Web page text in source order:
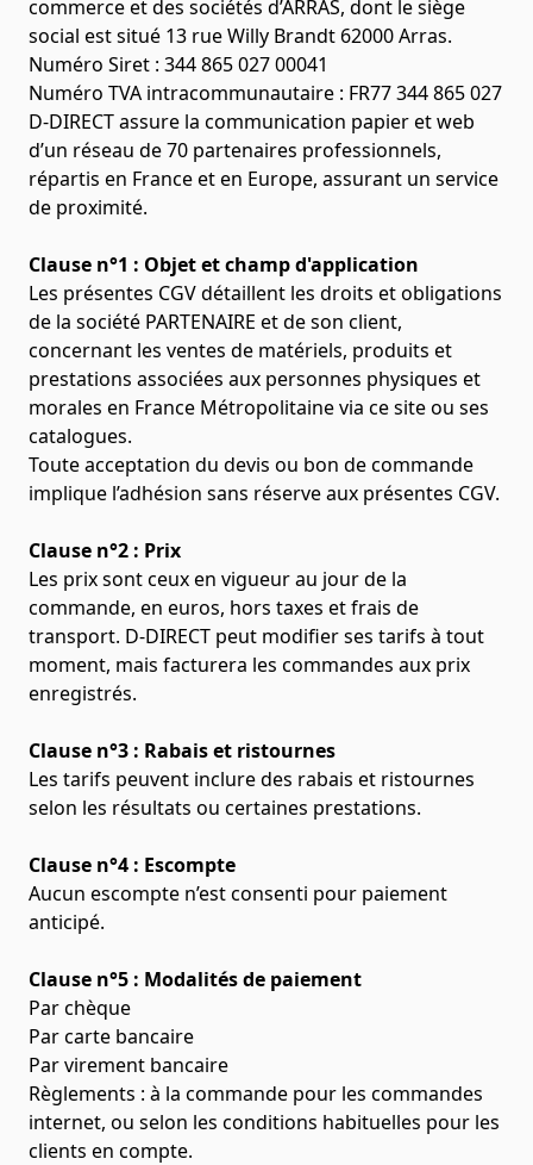
commerce et des sociétés d’ARRAS, dont le siège
social est situé 13 rue Willy Brandt 62000 Arras.
Numéro Siret : 344 865 027 00041
Numéro TVA intracommunautaire : FR77 344 865 027
D-DIRECT assure la communication papier et web
d’un réseau de 70 partenaires professionnels,
répartis en France et en Europe, assurant un service
de proximité.
Clause n°1 : Objet et champ d'application
Les présentes CGV détaillent les droits et obligations
de la société PARTENAIRE et de son client,
concernant les ventes de matériels, produits et
prestations associées aux personnes physiques et
morales en France Métropolitaine via ce site ou ses
catalogues.
Toute acceptation du devis ou bon de commande
implique l’adhésion sans réserve aux présentes CGV.
Clause n°2 : Prix
Les prix sont ceux en vigueur au jour de la
commande, en euros, hors taxes et frais de
transport. D-DIRECT peut modifier ses tarifs à tout
moment, mais facturera les commandes aux prix
enregistrés.
Clause n°3 : Rabais et ristournes
Les tarifs peuvent inclure des rabais et ristournes
selon les résultats ou certaines prestations.
Clause n°4 : Escompte
Aucun escompte n’est consenti pour paiement
anticipé.
Clause n°5 : Modalités de paiement
Par chèque
Par carte bancaire
Par virement bancaire
Règlements : à la commande pour les commandes
internet, ou selon les conditions habituelles pour les
clients en compte.